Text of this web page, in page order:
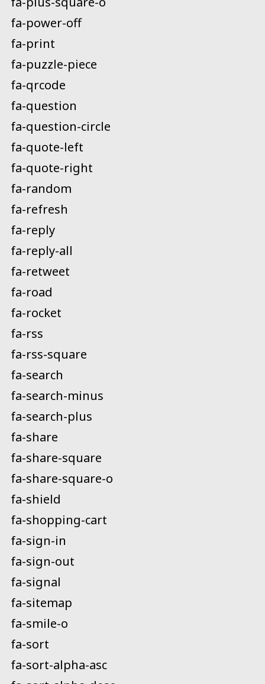
fa-power-off
fa-print
fa-puzzle-piece
fa-qrcode
fa-question
fa-question-circle
fa-quote-left
fa-quote-right
fa-random
fa-refresh
fa-reply
fa-reply-all
fa-retweet
fa-road
fa-rocket
fa-rss
fa-rss-square
fa-search
fa-search-minus
fa-search-plus
fa-share
fa-share-square
fa-share-square-o
fa-shield
fa-shopping-cart
fa-sign-in
fa-sign-out
fa-signal
fa-sitemap
fa-smile-o
fa-sort
fa-sort-alpha-asc